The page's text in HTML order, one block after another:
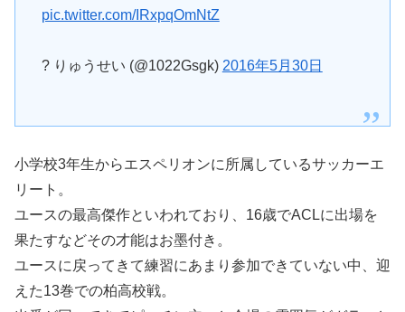
pic.twitter.com/IRxpqOmNtZ
? りゅうせい (@1022Gsgk) 2016年5月30日
小学校3年生からエスペリオンに所属しているサッカーエ
リート。
ユースの最高傑作といわれており、16歳でACLに出場を
果たすなどその才能はお墨付き。
ユースに戻ってきて練習にあまり参加できていない中、迎
えた13巻での柏高校戦。